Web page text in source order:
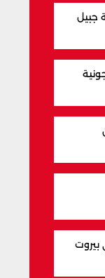
بيروت